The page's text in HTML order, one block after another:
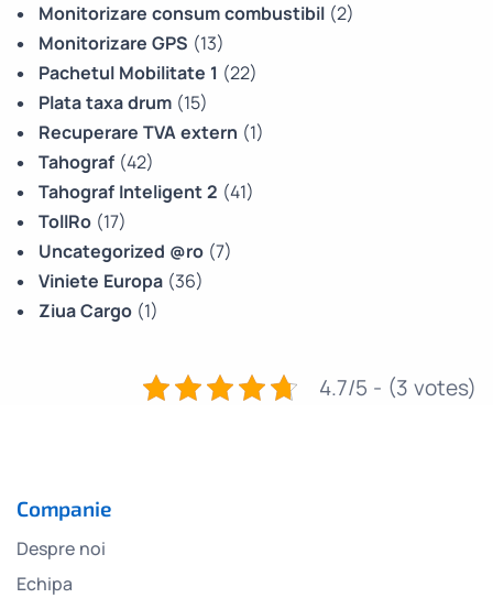
Monitorizare consum combustibil (2)
Monitorizare GPS (13)
Pachetul Mobilitate 1 (22)
Plata taxa drum (15)
Recuperare TVA extern (1)
Tahograf (42)
Tahograf Inteligent 2 (41)
TollRo (17)
Uncategorized @ro (7)
Viniete Europa (36)
Ziua Cargo (1)
4.7/5 - (3 votes)
Companie
Despre noi
Echipa